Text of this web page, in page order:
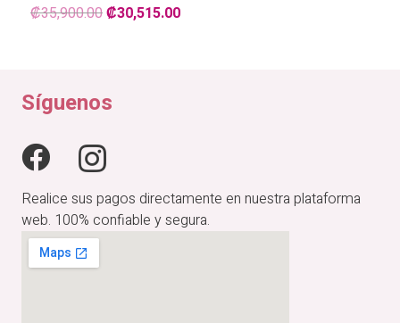
₡35,900.00El
₡35,900.00.
₡30,515.00El
Síguenos
Realice sus pagos directamente en nuestra plataforma
web. 100% confiable y segura.